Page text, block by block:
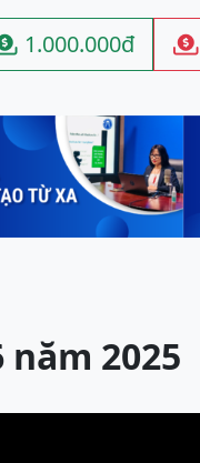
1.000.000đ 
năm 2025